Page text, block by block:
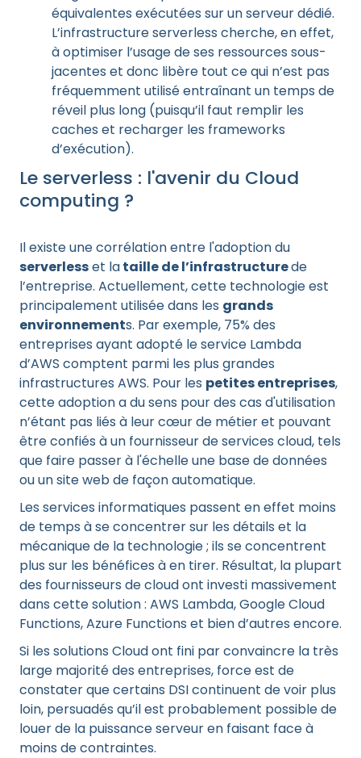
équivalentes exécutées sur un serveur dédié.
L’infrastructure serverless cherche, en effet,
à optimiser l’usage de ses ressources sous-
jacentes et donc libère tout ce qui n’est pas
fréquemment utilisé entraînant un temps de
réveil plus long (puisqu’il faut remplir les
caches et recharger les frameworks
d’exécution).
Le serverless : l'avenir du Cloud
computing ?
Il existe une corrélation entre l'adoption du
serverlesset lataille de l’infrastructurede
l’entreprise. Actuellement, cette technologie est
principalement utilisée dans les grands
environnements. Par exemple, 75% des
entreprises ayant adopté le service Lambda
d’AWS comptent parmi les plus grandes
infrastructures AWS. Pour les petites entreprises,
cette adoption a du sens pour des cas d'utilisation
n’étant pas liés à leur cœur de métier et pouvant
être confiés à un fournisseur de services cloud, tels
que faire passer à l'échelle une base de données
ou un site web de façon automatique.
Les services informatiques passent en effet moins
de temps à se concentrer sur les détails et la
mécanique de la technologie ; ils se concentrent
plus sur les bénéfices à en tirer. Résultat, la plupart
des fournisseurs de cloud ont investi massivement
dans cette solution : AWS Lambda, Google Cloud
Functions, Azure Functions et bien d’autres encore.
Si les solutions Cloud ont fini par convaincre la très
large majorité des entreprises, force est de
constater que certains DSI continuent de voir plus
loin, persuadés qu’il est probablement possible de
louer de la puissance serveur en faisant face à
moins de contraintes.